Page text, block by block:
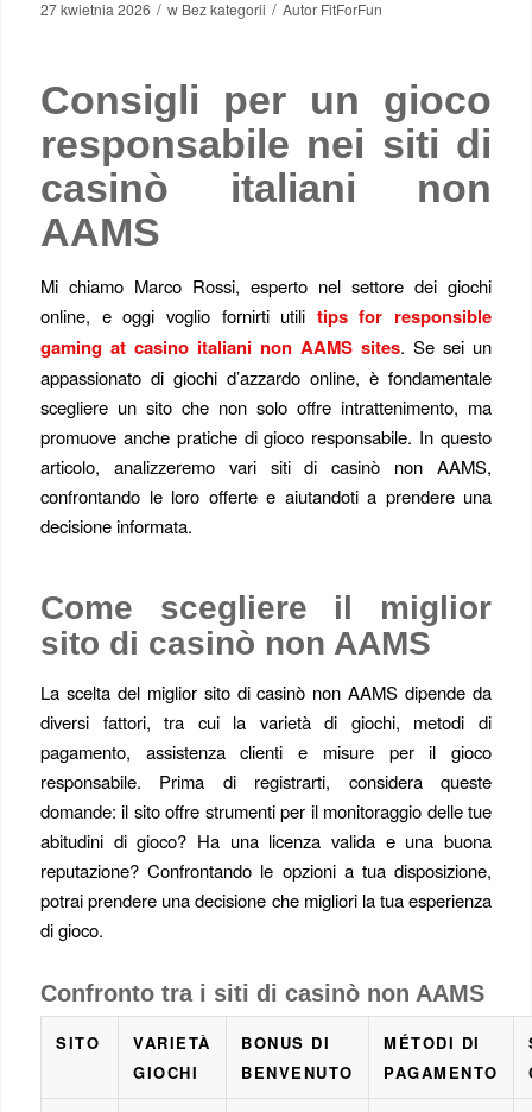
27 kwietnia 2026 / w Bez kategorii / Autor FitForFun
Consigli per un gioco
responsabile nei siti di
casinò italiani non
AAMS
Mi chiamo Marco Rossi, esperto nel settore dei giochi
online, e oggi voglio fornirti utili tips for responsible
gaming at casino italiani non AAMS sites. Se sei un
appassionato di giochi d’azzardo online, è fondamentale
scegliere un sito che non solo offre intrattenimento, ma
promuove anche pratiche di gioco responsabile. In questo
articolo, analizzeremo vari siti di casinò non AAMS,
confrontando le loro offerte e aiutandoti a prendere una
decisione informata.
Come scegliere il miglior
sito di casinò non AAMS
La scelta del miglior sito di casinò non AAMS dipende da
diversi fattori, tra cui la varietà di giochi, metodi di
pagamento, assistenza clienti e misure per il gioco
responsabile. Prima di registrarti, considera queste
domande: il sito offre strumenti per il monitoraggio delle tue
abitudini di gioco? Ha una licenza valida e una buona
reputazione? Confrontando le opzioni a tua disposizione,
potrai prendere una decisione che migliori la tua esperienza
di gioco.
Confronto tra i siti di casinò non AAMS
SITO
VARIETÀ
GIOCHI
BONUS DI
BENVENUTO
MÉTODI DI
PAGAMENTO